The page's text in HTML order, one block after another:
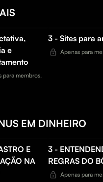
e
para membros.
3 - Sites para
Apenas para
EM DINHEIRO
E
NA
3 -
REGRAS DO
Apenas para